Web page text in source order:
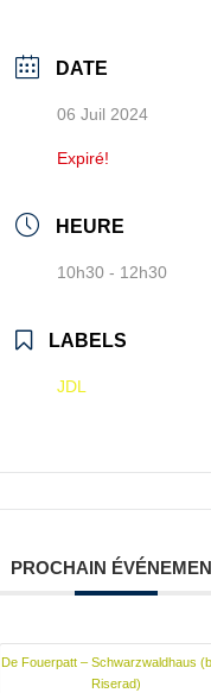
DATE
06 Juil 2024
Expiré!
HEURE
10h30 - 12h30
LABELS
JDL
PROCHAIN
De Fouerpatt – Schwarzwaldhaus
Riserad)